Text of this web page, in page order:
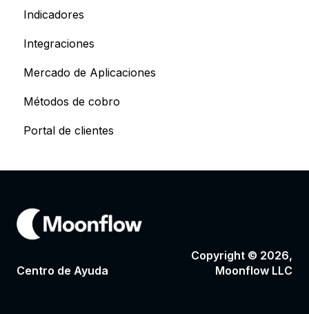
Indicadores
Integraciones
Mercado de Aplicaciones
Métodos de cobro
Portal de clientes
Centro de Ayuda
Copyright © 2026,
Moonflow LLC